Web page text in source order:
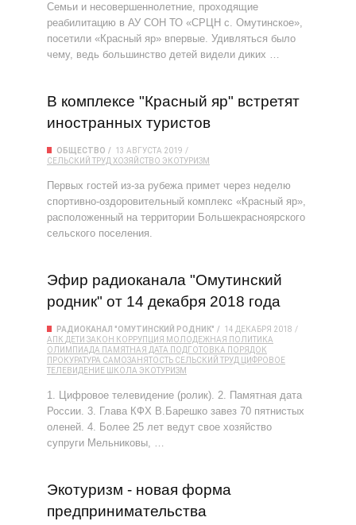
Семьи и несовершеннолетние, проходящие
реабилитацию в АУ СОН ТО «СРЦН с. Омутинское»,
посетили «Красный яр» впервые. Удивляться было
чему, ведь большинство детей видели диких …
В комплексе "Красный яр" встретят
иностранных туристов
ОБЩЕСТВО
13 АВГУСТА 2019
СЕЛЬСКИЙ ТРУД ХОЗЯЙСТВО ЭКОТУРИЗМ
Первых гостей из-за рубежа примет через неделю
спортивно-оздоровительный комплекс «Красный яр»,
расположенный на территории Большекрасноярского
сельского поселения.
Эфир радиоканала "Омутинский
родник" от 14 декабря 2018 года
РАДИОКАНАЛ "ОМУТИНСКИЙ РОДНИК"
14 ДЕКАБРЯ 2018
АПК ДЕТИ ЗАКОН КОРРУПЦИЯ МОЛОДЕЖНАЯ ПОЛИТИКА
ОЛИМПИАДА ПАМЯТНАЯ ДАТА ПОДГОТОВКА ПОРЯДОК
ПРОКУРАТУРА САМОЗАНЯТОСТЬ СЕЛЬСКИЙ ТРУД
ЦИФРОВОЕ
ТЕЛЕВИДЕНИЕ
ШКОЛА ЭКОТУРИЗМ
1. Цифровое телевидение (ролик). 2. Памятная дата
России. 3. Глава КФХ В.Барешко завез 70 пятнистых
оленей. 4. Более 25 лет ведут свое хозяйство
супруги Мельниковы, …
Экотуризм - новая форма
предпринимательства